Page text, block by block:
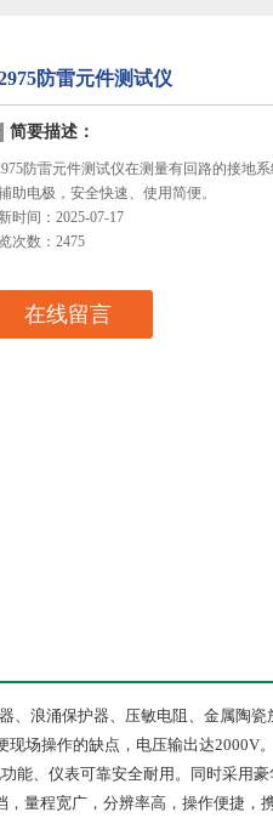
防雷元件测试仪
简要描述：
防雷元件测试仪在测量有回路的接地
助电极，安全快速、使用简便。
时间：2025-07-17
次数：2475
在线留言
、浪涌保护器、压敏电阻、金属陶
场操作的缺点，电压输出达2000V。
能、仪表可靠安全耐用。同时采用
量程宽广，分辨率高，操作便捷，